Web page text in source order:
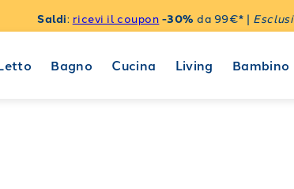
Saldi: ricevi il coupon -30% da 99€* |
Bagno Cucina Living Bambino